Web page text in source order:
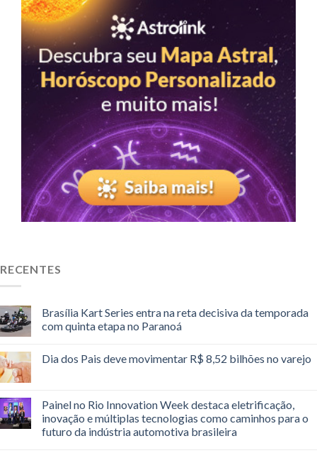
RECENTES
Brasília Kart Series entra na reta decisiva da temporada
com quinta etapa no Paranoá
Dia dos Pais deve movimentar R$ 8,52 bilhões no varejo
Painel no Rio Innovation Week destaca eletrificação,
inovação e múltiplas tecnologias como caminhos para o
futuro da indústria automotiva brasileira